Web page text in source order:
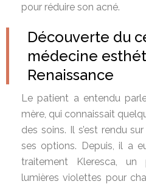
pour réduire son acné.
Découverte du
médecine
Renaissance
Le patient a entendu
mère, qui connaissait
des soins. Il s’est rendu
ses options. Depuis, il a
traitement Kleresca, un
lumières violettes pour